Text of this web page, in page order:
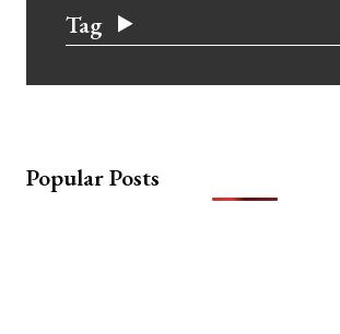
Tag
Popular Posts